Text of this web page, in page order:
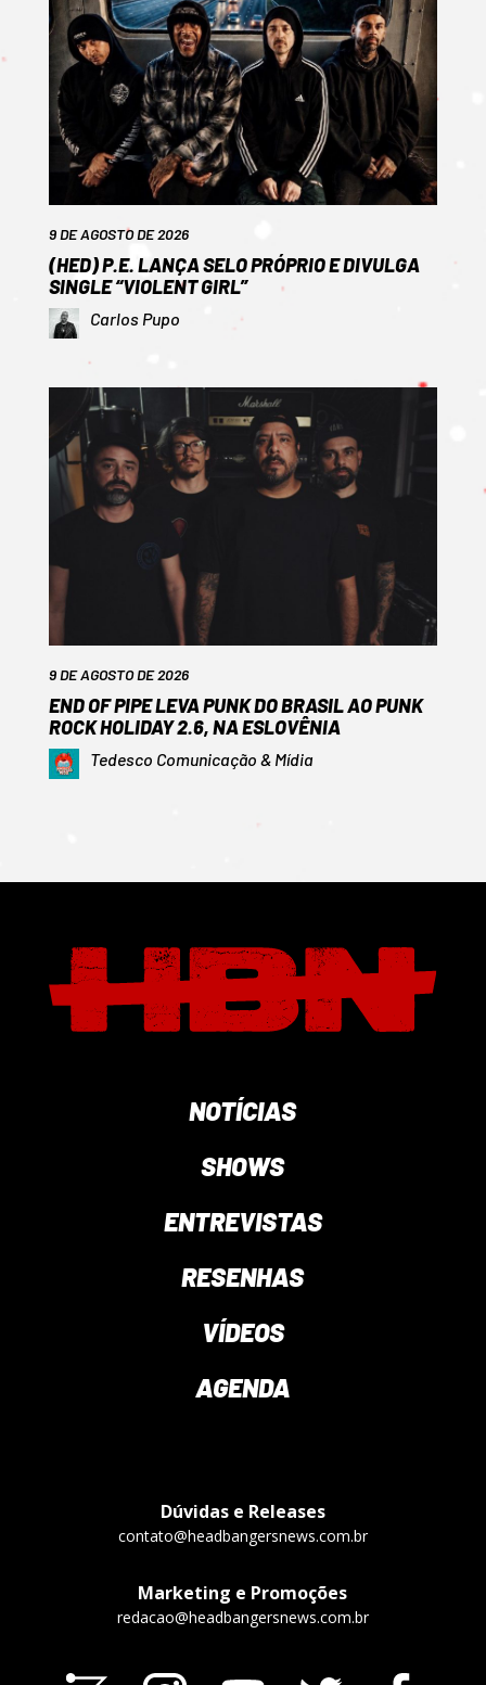
9 DE AGOSTO DE 2026
(HED) P.E. LANÇA SELO PRÓPRIO E DIVULGA
SINGLE “VIOLENT GIRL”
Carlos Pupo
9 DE AGOSTO DE 2026
END OF PIPE LEVA PUNK DO BRASIL AO PUNK
ROCK HOLIDAY 2.6, NA ESLOVÊNIA
Tedesco Comunicação & Mídia
NOTÍCIAS
SHOWS
ENTREVISTAS
RESENHAS
VÍDEOS
AGENDA
Dúvidas e Releases
contato@headbangersnews.com.br
Marketing e Promoções
redacao@headbangersnews.com.br